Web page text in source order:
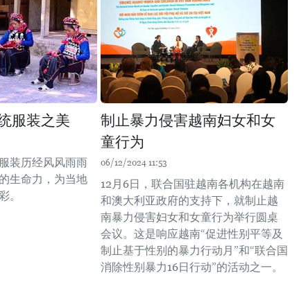
服装之美
装历经风风雨雨
生命力，为当地
。
制止暴力侵害越南妇女和女
童行为
06/12/2024 11:53
12月6日，联合国驻越南各机构在越南
和澳大利亚政府的支持下，就制止越
南暴力侵害妇女和女童行为举行圆桌
会议。这是响应越南“促进性别平等及
制止基于性别的暴力行动月”和“联合国
消除性别暴力16日行动”的活动之一。